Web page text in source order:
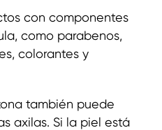
con componentes
como parabenos,
colorantes y
también puede
axilas. Si la piel está